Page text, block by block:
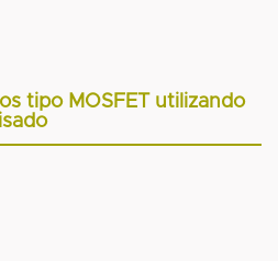
tipo MOSFET utilizando